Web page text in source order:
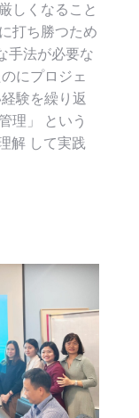
しくなること
打ち勝つため
手法が必要な
にプロジェ
験を繰り返
理」 という
解 して実践